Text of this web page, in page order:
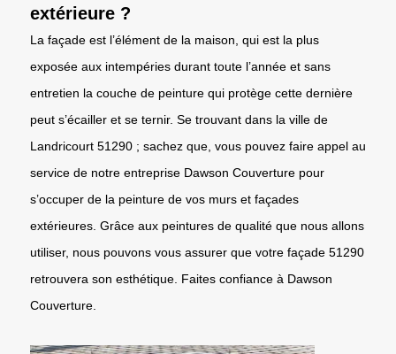
extérieure ?
La façade est l’élément de la maison, qui est la plus
exposée aux intempéries durant toute l’année et sans
entretien la couche de peinture qui protège cette dernière
peut s’écailler et se ternir. Se trouvant dans la ville de
Landricourt 51290 ; sachez que, vous pouvez faire appel au
service de notre entreprise Dawson Couverture pour
s’occuper de la peinture de vos murs et façades
extérieures. Grâce aux peintures de qualité que nous allons
utiliser, nous pouvons vous assurer que votre façade 51290
retrouvera son esthétique. Faites confiance à Dawson
Couverture.